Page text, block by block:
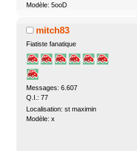
Modèle: 5ooD
mitch83
Fiatiste fanatique
Messages: 6.607
Q.I.: 77
Localisation: st maximin
Modèle: x